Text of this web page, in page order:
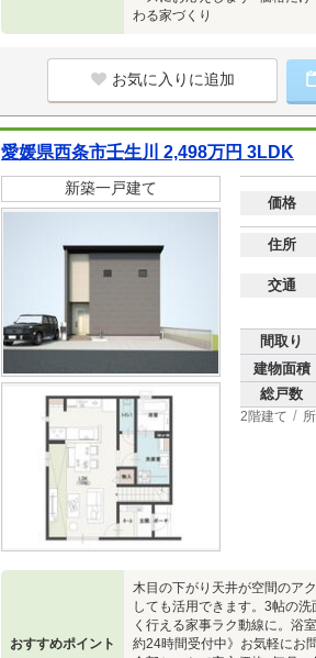
わる家づくり
お気に入りに追加
愛媛県西条市壬生川 2,498万円 3LDK
新築一戸建て
価格
住所
交通
間取り
建物面積
総戸数
2階建て
おすすめポイント
木目の下がり天井が空間のア
しても活用できます。3帖の
く行える家事ラク動線に。浴
約24時間受付中》お気軽にお